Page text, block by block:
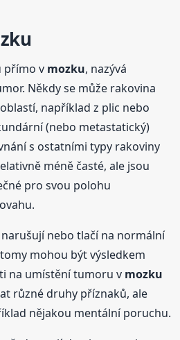
přímo v mozku, nazývá
Někdy se může rakovina
například z plic nebo
(nebo metastatický)
s ostatními typy rakoviny
méně časté, ale jsou
pro svou polohu
nebo tlačí na normální
mohou být výsledkem
na umístění tumoru v mozku
různé druhy příznaků, ale
nějakou mentální poruchu.